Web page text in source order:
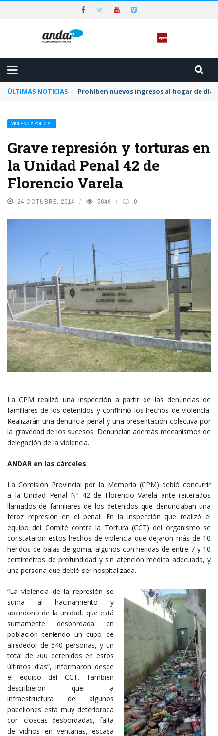
ÚLTIMAS NOTICIAS Prohíben nuevos ingresos al hogar de día
VIOLENCIA POLICIAL
Grave represión y torturas en
la Unidad Penal 42 de
Florencio Varela
24 OCTUBRE, 2014 5649 0
La CPM realizó una inspección a partir de las denuncias de
familiares de los detenidos y confirmó los hechos de violencia.
Realizarán una denuncia penal y una presentación colectiva por
la gravedad de los sucesos. Denuncian además mecanismos de
delegación de la violencia.
ANDAR en las cárceles
La Comisión Provincial por la Memoria (CPM) debió concurrir
a la Unidad Penal Nº 42 de Florencio Varela ante reiterados
llamados de familiares de los detenidos que denunciaban una
feroz represión en el penal. En la inspección que realizó el
equipo del Comité contra la Tortura (CCT) del organismo se
constataron estos hechos de violencia que dejaron más de 10
heridos de balas de goma, algunos con heridas de entre 7 y 10
centímetros de profundidad y sin atención médica adecuada, y
una persona que debió ser hospitalizada.
“La violencia de la represión se
suma al hacinamiento y
abandono de la unidad, que está
sumamente desbordada en
población teniendo un cupo de
alrededor de 540 personas, y un
total de 700 detenidos en estos
últimos días”, informaron desde
el equipo del CCT. También
describieron que la
infraestructura de algunos
pabellones está muy deteriorada
con cloacas desbordadas, falta
de vidrios en ventanas, escasa